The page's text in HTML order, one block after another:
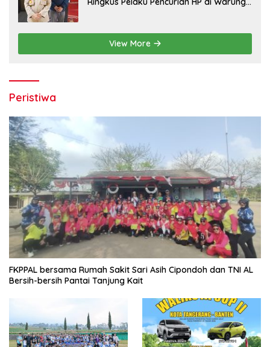
View More
Peristiwa
FKPPAL bersama Rumah Sakit Sari Asih Cipondoh dan TNI AL
Bersih-bersih Pantai Tanjung Kait